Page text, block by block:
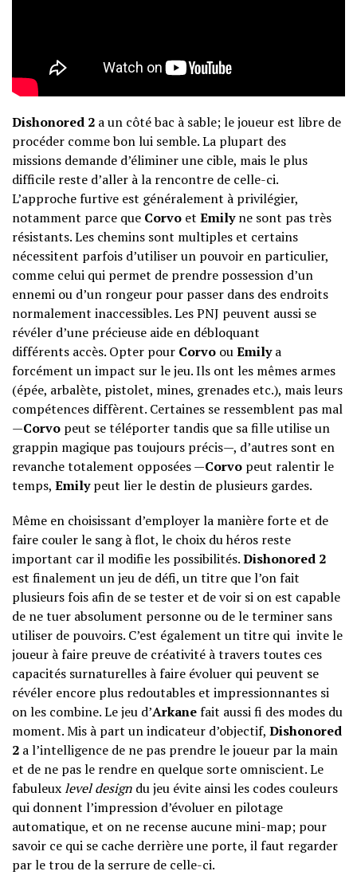
Dishonored 2 a un côté bac à sable; le joueur est libre de
procéder comme bon lui semble. La plupart des
missions demande d’éliminer une cible, mais le plus
difficile reste d’aller à la rencontre de celle-ci.
L’approche furtive est généralement à privilégier,
notamment parce que Corvo et Emilyne sont pas très
résistants. Les chemins sont multiples et certains
nécessitent parfois d’utiliser un pouvoir en particulier,
comme celui qui permet de prendre possession d’un
ennemi ou d’un rongeur pour passer dans des endroits
normalement inaccessibles. Les PNJ peuvent aussi se
révéler d’une précieuse aide en débloquant
différents accès. Opter pour Corvo ouEmilya
forcément un impact sur le jeu. Ils ont les mêmes armes
(épée, arbalète, pistolet, mines, grenades etc.), mais leurs
compétences diffèrent. Certaines se ressemblent pas mal
—Corvo peut se téléporter tandis que sa fille utilise un
grappin magique pas toujours précis—, d’autres sont en
revanche totalement opposées —Corvo peut ralentir le
temps, Emilypeut lier le destin de plusieurs gardes.
Même en choisissant d’employer la manière forte et de
faire couler le sang à flot, le choix du héros reste
important car il modifie les possibilités.Dishonored 2
est finalement un jeu de défi, un titre que l’on fait
plusieurs fois afin de se tester et de voir si on est capable
de ne tuer absolument personne ou de le terminer sans
utiliser de pouvoirs. C’est également un titre qui invite le
joueur à faire preuve de créativité à travers toutes ces
capacités surnaturelles à faire évoluer qui peuvent se
révéler encore plus redoutables et impressionnantes si
on les combine. Le jeu d’Arkanefait aussi fi des modes du
moment. Mis à part un indicateur d’objectif, Dishonored
2 a l’intelligence de ne pas prendre le joueur par la main
et de ne pas le rendre en quelque sorte omniscient. Le
fabuleuxlevel design du jeu évite ainsi les codes couleurs
qui donnent l’impression d’évoluer en pilotage
automatique, et on ne recense aucune mini-map; pour
savoir ce qui se cache derrière une porte, il faut regarder
par le trou de la serrure de celle-ci.